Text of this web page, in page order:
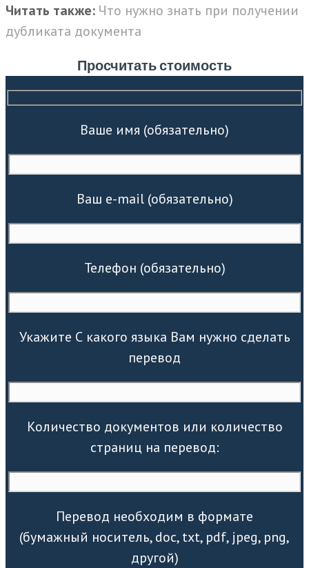
Читать также: Что нужно знать при получении
дубликата документа
Просчитать стоимость
Ваше имя (обязательно)
Ваш e-mail (обязательно)
Телефон (обязательно)
Укажите С какого языка Вам нужно сделать
перевод
Количество документов или количество
страниц на перевод:
Перевод необходим в формате
(бумажный носитель, doc, txt, pdf, jpeg, png,
другой)